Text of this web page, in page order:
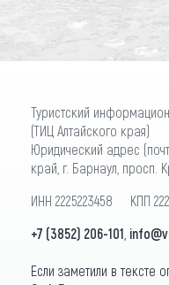
Туристский
(ТИЦ Алтайского края)
Юридический адрес
край, г. Барнаул, просп.
ИНН 2225223458 КПП
+7 (3852) 206-101
Если заметили в тексте